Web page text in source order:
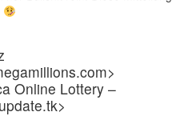
Online Lottery –